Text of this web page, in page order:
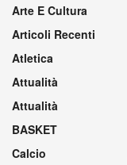
Arte E Cultura
Articoli Recenti
Atletica
Attualità
Attualità
BASKET
Calcio